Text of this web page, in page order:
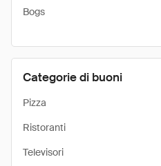
Bogs
Categorie di buoni
Pizza
Ristoranti
Televisori